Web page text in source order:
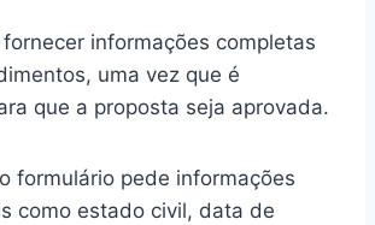
informações completas
uma vez que é
que a proposta seja aprovada.
formulário pede informações
como estado civil, data de